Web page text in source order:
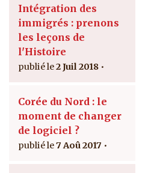
Intégration des
immigrés : prenons
les leçons de
l'Histoire
2 Juil 2018
Corée du Nord : le
moment de changer
de logiciel ?
7 Aoû 2017